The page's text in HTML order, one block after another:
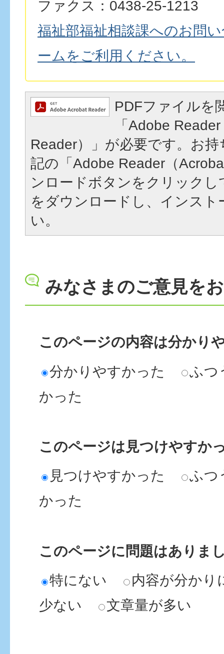
ファクス：0438-25-1213
福祉部福祉相談課へのお問
ームをご利用ください。
PDFファイルを
「Adobe
Reader）」が必要です。お
記の「Adobe Reader（
ンロードボタンをクリック
をダウンロードし、インスト
い。
みなさまのご意見を
このページの内容は分かり
分かりやすかった
ふつ
かった
このページは見つけやすか
見つけやすかった
ふつ
かった
このページに問題はありま
特にない
内容が分かり
少ない
文章量が多い